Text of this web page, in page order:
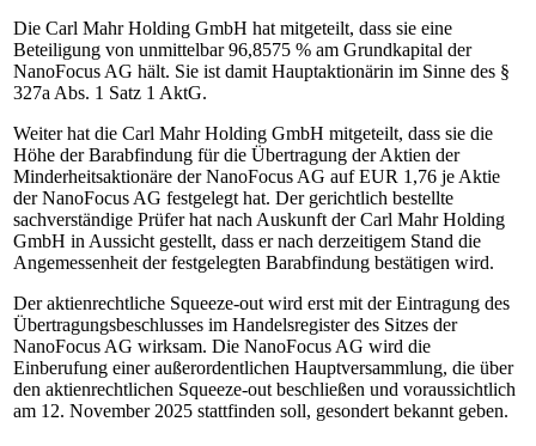
Die Carl Mahr Holding GmbH hat mitgeteilt, dass sie eine
Beteiligung von unmittelbar 96,8575 % am Grundkapital der
NanoFocus AG hält. Sie ist damit Hauptaktionärin im Sinne des §
327a Abs. 1 Satz 1 AktG.
Weiter hat die Carl Mahr Holding GmbH mitgeteilt, dass sie die
Höhe der Barabfindung für die Übertragung der Aktien der
Minderheitsaktionäre der NanoFocus AG auf EUR 1,76 je Aktie
der NanoFocus AG festgelegt hat. Der gerichtlich bestellte
sachverständige Prüfer hat nach Auskunft der Carl Mahr Holding
GmbH in Aussicht gestellt, dass er nach derzeitigem Stand die
Angemessenheit der festgelegten Barabfindung bestätigen wird.
Der aktienrechtliche Squeeze-out wird erst mit der Eintragung des
Übertragungsbeschlusses im Handelsregister des Sitzes der
NanoFocus AG wirksam. Die NanoFocus AG wird die
Einberufung einer außerordentlichen Hauptversammlung, die über
den aktienrechtlichen Squeeze-out beschließen und voraussichtlich
am 12. November 2025 stattfinden soll, gesondert bekannt geben.